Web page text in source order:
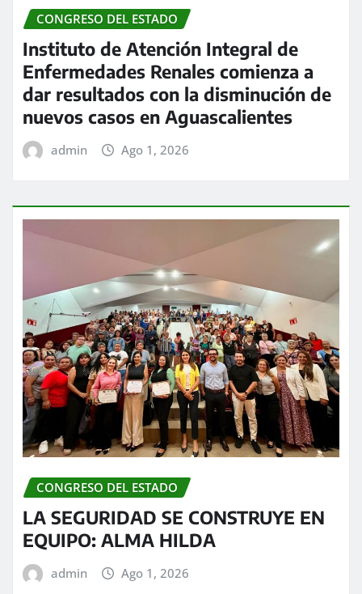
CONGRESO DEL ESTADO
Instituto de Atención Integral de
Enfermedades Renales comienza a
dar resultados con la disminución de
nuevos casos en Aguascalientes
admin Ago 1, 2026
CONGRESO DEL ESTADO
LA SEGURIDAD SE CONSTRUYE EN
EQUIPO: ALMA HILDA
admin Ago 1, 2026